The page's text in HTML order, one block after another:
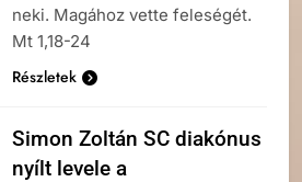
neki. Magához vette feleségét.
Mt 1,18-24
Részletek
Simon Zoltán SC diakónus
nyílt levele a